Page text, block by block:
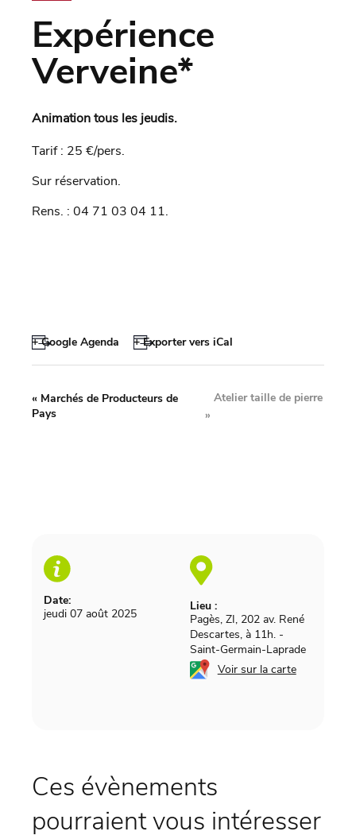
Expérience
Verveine*
Animation tous les jeudis.
Tarif : 25 €/pers.
Sur réservation.
Rens. : 04 71 03 04 11.
+ Google Agenda + Exporter vers iCal
Date:
jeudi 07 août 2025
Lieu :
Pagès, ZI, 202 av. René
Descartes, à 11h. -
Saint-Germain-Laprade
Voir sur la carte
« Marchés de Producteurs de
Pays
Atelier taille de pierre
»
Ces évènements
pourraient vous intéresser